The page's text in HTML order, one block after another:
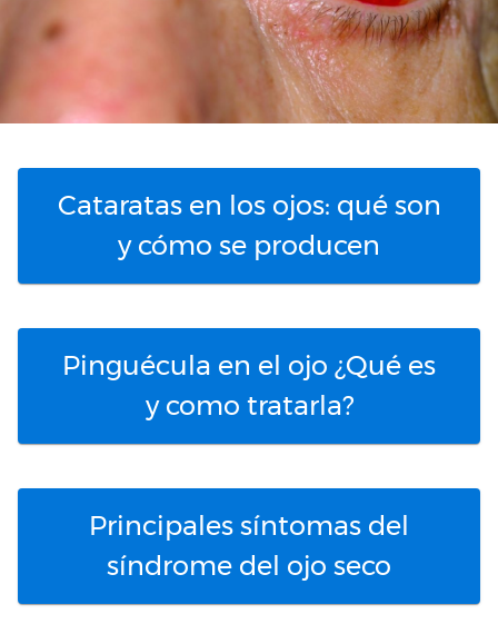
Cataratas en los ojos: qué son
y cómo se producen
Pinguécula en el ojo ¿Qué es
y como tratarla?
Principales síntomas del
síndrome del ojo seco